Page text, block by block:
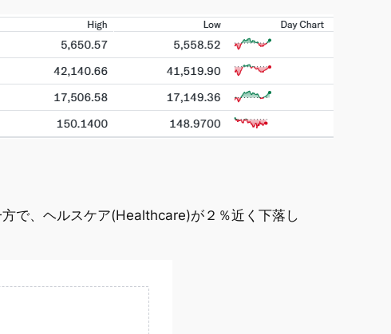
で、ヘルスケア(Healthcare)が２％近く下落し